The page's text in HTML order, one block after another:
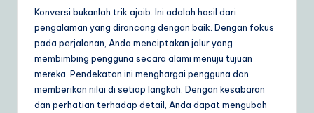
Konversi bukanlah trik ajaib. Ini adalah hasil dari
pengalaman yang dirancang dengan baik. Dengan fokus
pada perjalanan, Anda menciptakan jalur yang
membimbing pengguna secara alami menuju tujuan
mereka. Pendekatan ini menghargai pengguna dan
memberikan nilai di setiap langkah. Dengan kesabaran
dan perhatian terhadap detail, Anda dapat mengubah